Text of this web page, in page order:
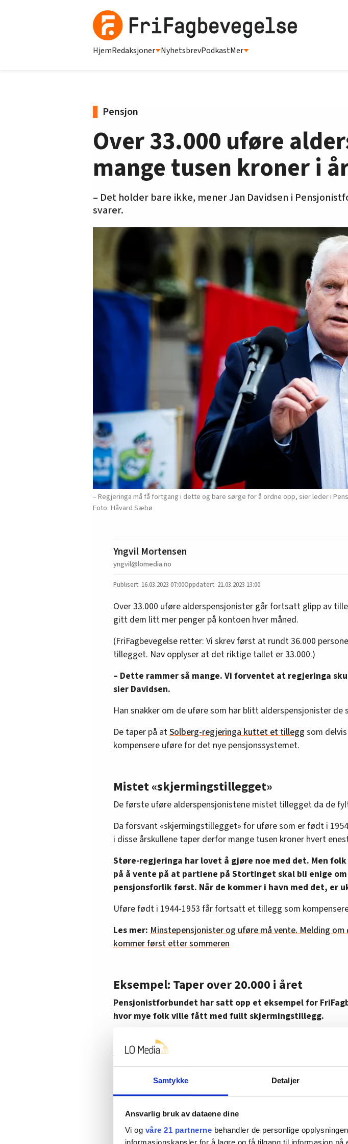
Samtykke Detaljer
Ansvarlig bruk av dataene dine
Vi og våre 21 partnerne behandler de personlige
informasjonskapsler for å lagre og få tilgang til informasjon
HjemRedaksjoner NyhetsbrevPodkastMer
Pensjon
Over 33.000 uføre
mange tusen kroner i
– Det holder bare ikke, mener Jan Davidsen i
svarer.
– Regjeringa må få fortgang i dette og bare sørge for å ordne opp, sier leder i
Håvard Sæbø
Yngvil Mortensen
yngvil@lomedia.no
16.03.2023 07:00 21.03.2023 13:00
Over 33.000 uføre alderspensjonister går fortsatt glipp av
gitt dem litt mer penger på kontoen hver måned.
(FriFagbevegelse retter: Vi skrev først at rundt 36.000
tillegget. Nav opplyser at det riktige tallet er 33.000.)
– Dette rammer så mange. Vi forventet at regjeringa
sier Davidsen.
Han snakker om de uføre som har blitt alderspensjonister de
De taper på atSolberg-regjeringa kuttet et tillegg som
kompensere uføre for det nye pensjonssystemet.
Mistet «skjermingstillegget»
De første uføre alderspensjonistene mistet tillegget da de
Da forsvant «skjermingstillegget» for uføre som er født i
i disse årskullene taper derfor mange tusen kroner hvert
Støre-regjeringa har lovet å gjøre noe med det. Men folk
på å vente på at partiene på Stortinget skal bli enige
pensjonsforlik først. Når de kommer i havn med det, er
Uføre født i 1944-1953 får fortsatt et tillegg som
Les mer: Minstepensjonister og uføre må vente. Melding
kommer først etter sommeren
Eksempel: Taper over 20.000 i året
Pensjonistforbundet har satt opp et eksempel for
hvor mye folk ville fått med fullt skjermingstillegg.
Eksempelet tar utgangspunkt i en enslig person født i 1955,
jevn inntekt på 500.000 kroner per år fra 25 års alder, og fram
ufør fra 65 år. Personen mottok deretter uføretrygd fram til
automatisk alderspensjonist som ufør ved fylte 67 år.
• Uten skjermingstillegget er pensjonen fra Nav ved 67 år
året.
• Med skjermingstillegg ville pensjonen fra Nav fra 67 år vært